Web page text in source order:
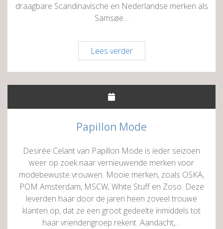
draagbare Scandinavische en Nederlandse merken als
Samsøe…
Lees verderPoggibonsi
Papillon Mode
Desirée Celant van Papillon Mode is ieder seizoen
weer op zoek naar vernieuwende merken voor
modebewuste vrouwen. Mooie merken, zoals OSKA,
POM Amsterdam, MSCW, White Stuff en Zoso. Deze
leverden haar door de jaren heen zoveel trouwe
klanten op, dat ze een groot gedeelte inmiddels tot
haar vriendengroep rekent. Aandacht,…